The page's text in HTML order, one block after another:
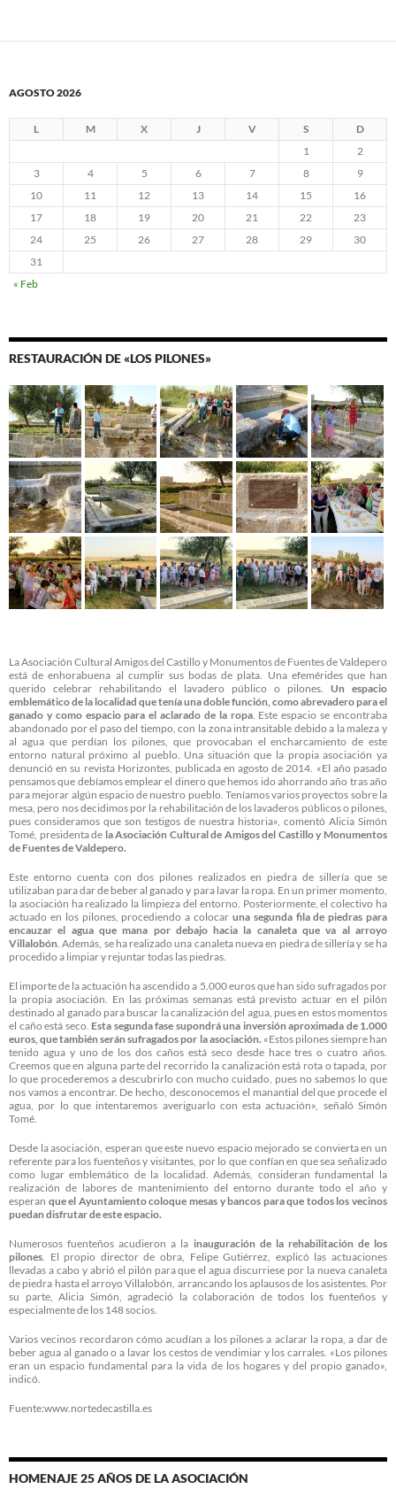
AGOSTO 2026
L M X J V S
D
1
2
3
4 5 6 7 8
9
10
11 12 13 14 15
16
17
18 19 20 21 22
23
24
25 26 27 28 29
30
31
« Feb
RESTAURACIÓN DE «LOS PILONES»
La Asociación Cultural Amigos del Castillo y Monumentos de Fuentes de Valdepero
está de enhorabuena al cumplir sus bodas de plata. Una efemérides que han
querido celebrar rehabilitando el lavadero público o pilones. Un espacio
emblemático de la localidad que tenía una doble función, como abrevadero para el
ganado y como espacio para el aclarado de la ropa. Este espacio se encontraba
abandonado por el paso del tiempo, con la zona intransitable debido a la maleza y
al agua que perdían los pilones, que provocaban el encharcamiento de este
entorno natural próximo al pueblo. Una situación que la propia asociación ya
denunció en su revista Horizontes, publicada en agosto de 2014. «El año pasado
pensamos que debíamos emplear el dinero que hemos ido ahorrando año tras año
para mejorar algún espacio de nuestro pueblo. Teníamos varios proyectos sobre la
mesa, pero nos decidimos por la rehabilitación de los lavaderos públicos o pilones,
pues consideramos que son testigos de nuestra historia», comentó Alicia Simón
Tomé, presidenta de la Asociación Cultural de Amigos del Castillo y Monumentos
de Fuentes de Valdepero.
Este entorno cuenta con dos pilones realizados en piedra de sillería que se
utilizaban para dar de beber al ganado y para lavar la ropa. En un primer momento,
la asociación ha realizado la limpieza del entorno. Posteriormente, el colectivo ha
actuado en los pilones, procediendo a colocar una segunda fila de piedras para
encauzar el agua que mana por debajo hacia la canaleta que va al arroyo
Villalobón . Además, se ha realizado una canaleta nueva en piedra de sillería y se ha
procedido a limpiar y rejuntar todas las piedras.
El importe de la actuación ha ascendido a 5.000 euros que han sido sufragados por
la propia asociación. En las próximas semanas está previsto actuar en el pilón
destinado al ganado para buscar la canalización del agua, pues en estos momentos
el caño está seco. Esta segunda fase supondrá una inversión aproximada de 1.000
euros, que también serán sufragados por la asociación. «Estos pilones siempre han
tenido agua y uno de los dos caños está seco desde hace tres o cuatro años.
Creemos que en alguna parte del recorrido la canalización está rota o tapada, por
lo que procederemos a descubrirlo con mucho cuidado, pues no sabemos lo que
nos vamos a encontrar. De hecho, desconocemos el manantial del que procede el
agua, por lo que intentaremos averiguarlo con esta actuación», señaló Simón
Tomé.
Desde la asociación, esperan que este nuevo espacio mejorado se convierta en un
referente para los fuenteños y visitantes, por lo que confían en que sea señalizado
como lugar emblemático de la localidad. Además, consideran fundamental la
realización de labores de mantenimiento del entorno durante todo el año y
esperan que el Ayuntamiento coloque mesas y bancos para que todos los vecinos
puedan disfrutar de este espacio.
Numerosos fuenteños acudieron a la inauguración de la rehabilitación de los
pilones . El propio director de obra, Felipe Gutiérrez, explicó las actuaciones
llevadas a cabo y abrió el pilón para que el agua discurriese por la nueva canaleta
de piedra hasta el arroyo Villalobón, arrancando los aplausos de los asistentes. Por
su parte, Alicia Simón, agradeció la colaboración de todos los fuenteños y
especialmente de los 148 socios.
Varios vecinos recordaron cómo acudían a los pilones a aclarar la ropa, a dar de
beber agua al ganado o a lavar los cestos de vendimiar y los carrales. «Los pilones
eran un espacio fundamental para la vida de los hogares y del propio ganado»,
indicó.
Fuente:www.nortedecastilla.es
HOMENAJE 25 AÑOS DE LA ASOCIACIÓN